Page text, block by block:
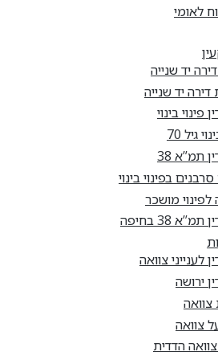
לאומי
יד שנייה
יד שנייה
פינוי בינוי
גיל 70
תמ”א 38
בפינוי בינוי
מושכר
38 בחיפה
לענייני צוואה
ירושה
צוואה
הדדית